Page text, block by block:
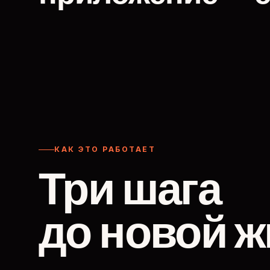
КАК ЭТО РАБОТАЕТ
Три шага
до новой